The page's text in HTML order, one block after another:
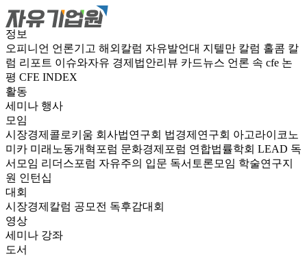
정보
오피니언 언론기고 해외칼럼 자유발언대 지텔만 칼럼 홀콤 칼
럼 리포트 이슈와자유 경제법안리뷰 카드뉴스 언론 속 cfe 논
평 CFE INDEX
활동
세미나 행사
모임
시장경제콜로키움 회사법연구회 법경제연구회 아고라이코노
미카 미래노동개혁포럼 문화경제포럼 연합법률학회 LEAD 독
서모임 리더스포럼 자유주의 입문 독서토론모임 학술연구지
원 인턴십
대회
시장경제칼럼 공모전 독후감대회
영상
세미나 강좌
도서